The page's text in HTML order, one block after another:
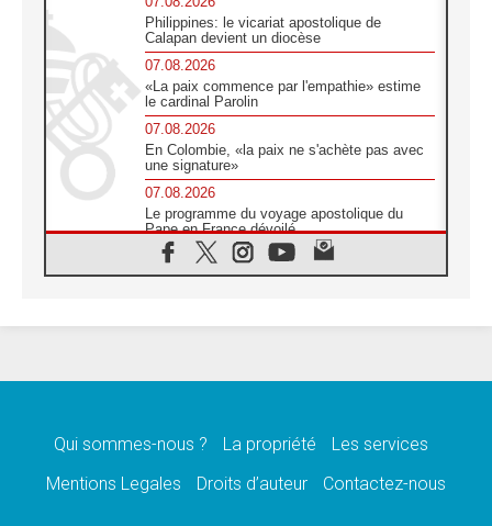
Philippines: le vicariat apostolique de
Calapan devient un diocèse
07.08.2026
«La paix commence par l'empathie» estime
le cardinal Parolin
07.08.2026
En Colombie, «la paix ne s'achète pas avec
une signature»
07.08.2026
Le programme du voyage apostolique du
Pape en France dévoilé
07.08.2026
1ère Conférence continentale sur l'éducation
07.08.2026
07.08.2026
lancement des «dix jours de prière pour la
paix»
Qui sommes-nous ? La propriété
Les services
Mentions Legales
Droits d’auteur Contactez-nous